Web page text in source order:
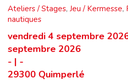
Ateliers / Stages, Jeu / Kermesse,
nautiques
vendredi 4 septembre
septembre 2026
- | -
29300 Quimperlé